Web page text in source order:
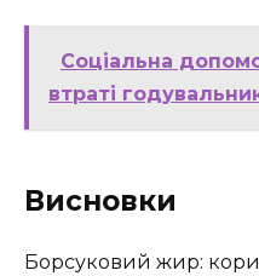
Соціальна
втраті
Висновки
Борсуковий жир: